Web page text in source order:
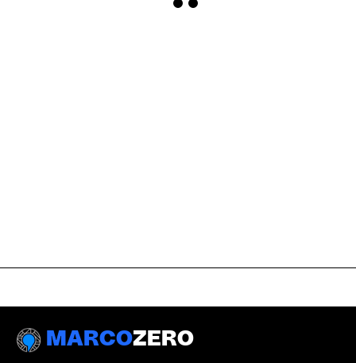
MARCOZERO